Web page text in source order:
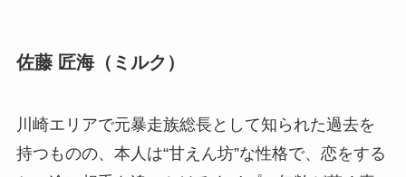
佐藤 匠海（ミルク）
川崎エリアで元暴走族総長として知られた過去を
持つものの、本人は“甘えん坊”な性格で、恋をする